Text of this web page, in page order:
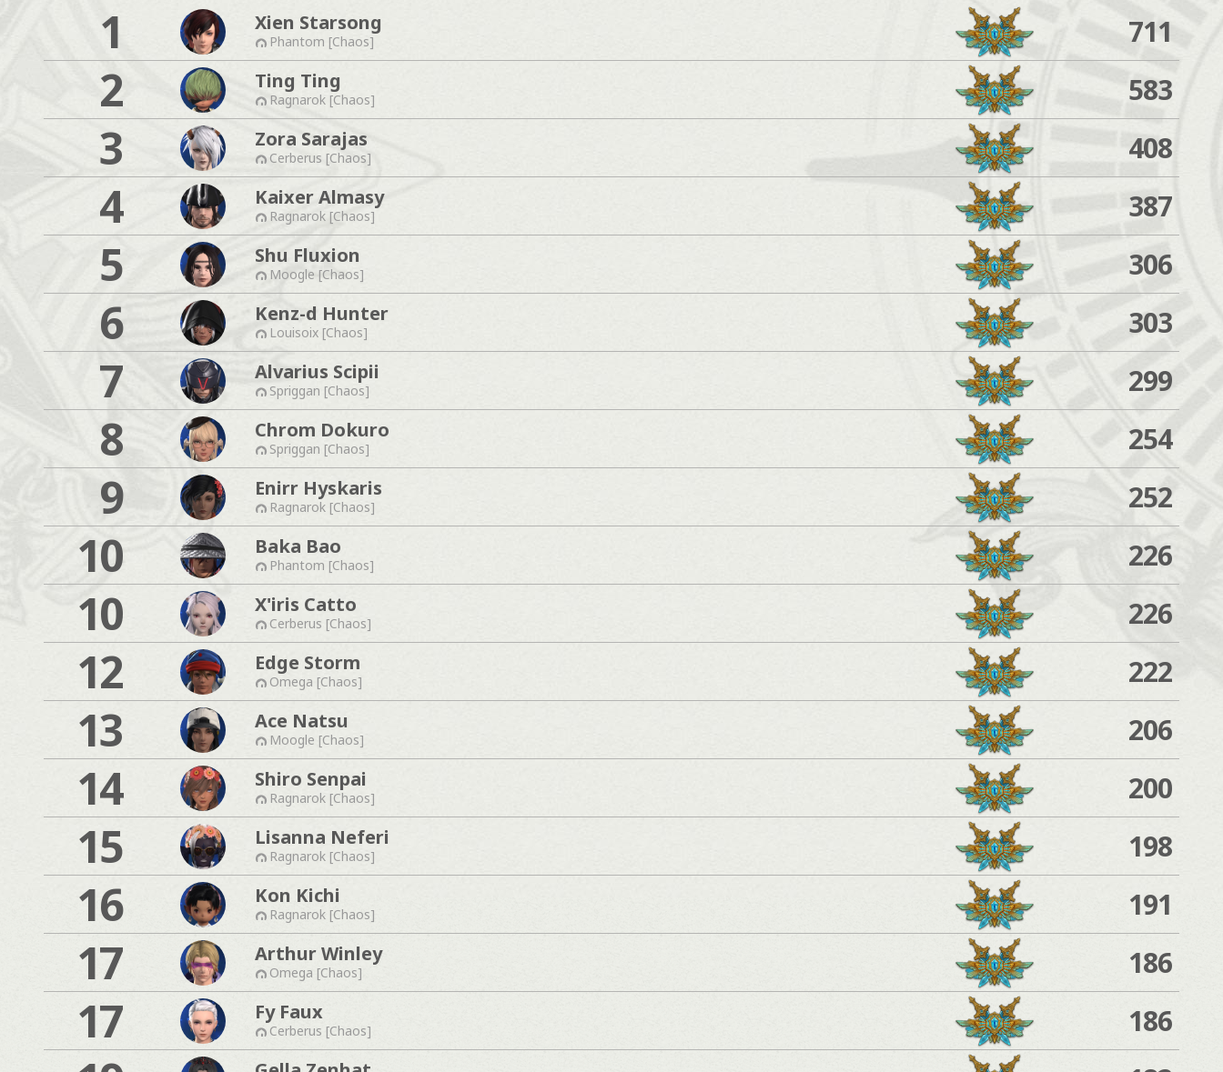
1 Xien Starsong
Phantom [Chaos] 711
2 Ting Ting
Ragnarok [Chaos] 583
3 Zora Sarajas
Cerberus [Chaos] 408
4 Kaixer Almasy
Ragnarok [Chaos] 387
5 Shu Fluxion
Moogle [Chaos] 306
6 Kenz-d Hunter
Louisoix [Chaos] 303
7 Alvarius Scipii
Spriggan [Chaos] 299
8 Chrom Dokuro
Spriggan [Chaos] 254
9 Enirr Hyskaris
Ragnarok [Chaos] 252
10 Baka Bao
Phantom [Chaos] 226
10 X'iris Catto
Cerberus [Chaos] 226
12 Edge Storm
Omega [Chaos] 222
13 Ace Natsu
Moogle [Chaos] 206
14 Shiro Senpai
Ragnarok [Chaos] 200
15 Lisanna Neferi
Ragnarok [Chaos] 198
16 Kon Kichi
Ragnarok [Chaos] 191
17 Arthur Winley
Omega [Chaos] 186
17 Fy Faux
Cerberus [Chaos] 186